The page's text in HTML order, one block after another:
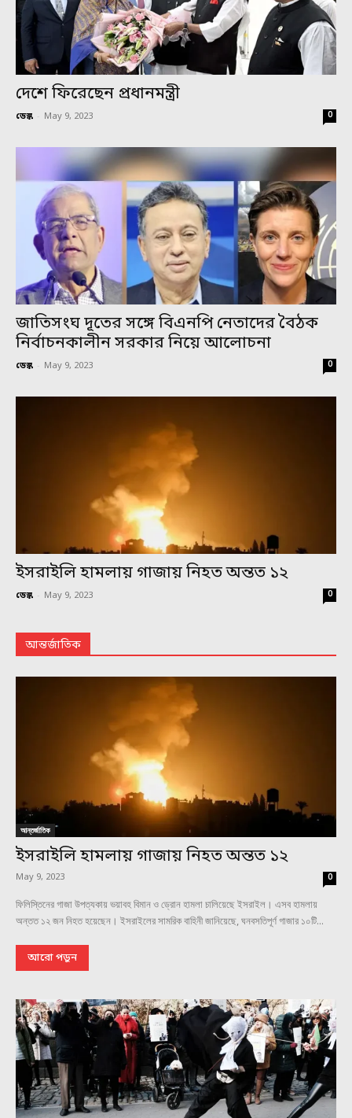
দেশে ফিরেছেন প্রধানমন্ত্রী
ডেস্ক - May 9, 2023 0
জাতিসংঘ দূতের সঙ্গে বিএনপি নেতাদের বৈঠক
নির্বাচনকালীন সরকার নিয়ে আলোচনা
ডেস্ক - May 9, 2023 0
ইসরাইলি হামলায় গাজায় নিহত অন্তত ১২
ডেস্ক - May 9, 2023 0
আন্তর্জাতিক
আন্তর্জাতিক
ইসরাইলি হামলায় গাজায় নিহত অন্তত ১২
May 9, 2023 0
ফিলিস্তিনের গাজা উপত্যকায় ভয়াবহ বিমান ও ড্রোন হামলা চালিয়েছে ইসরাইল। এসব হামলায়
অন্তত ১২ জন নিহত হয়েছেন। ইসরাইলের সামরিক বাহিনী জানিয়েছে, ঘনবসতিপূর্ণ গাজার ১০টি...
আরো পড়ুন